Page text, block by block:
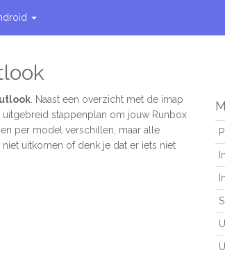
. Naast een overzicht met de imap
stappenplan om jouw Runbox
per model verschillen, maar alle
uitkomen of denk je dat er iets niet